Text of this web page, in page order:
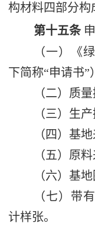
构材料四部分构
第十五条
（一）《
下简称“申请书”
（二）质
（三）生
（四）基
（五）原
（六）基地
（七）带
计样张。